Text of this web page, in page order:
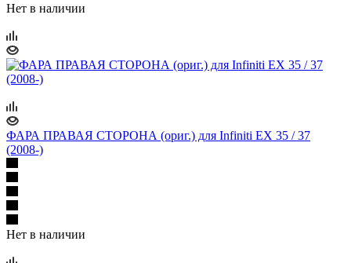
Нет в наличии
ФАРА ПРАВАЯ СТОРОНА (ориг.) для Infiniti EX 35 / 37
(2008-)
Нет в наличии